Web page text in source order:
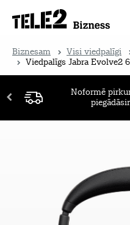
Biznesam Visi viedpalīgi
Viedpalīgs Jabra Evolve2
Noformē